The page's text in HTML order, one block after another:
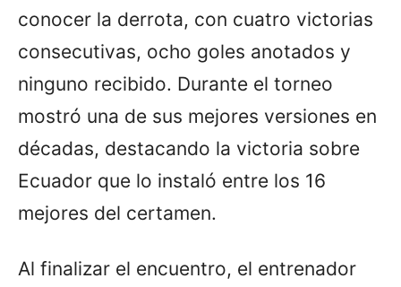
conocer la derrota, con cuatro victorias
consecutivas, ocho goles anotados y
ninguno recibido. Durante el torneo
mostró una de sus mejores versiones en
décadas, destacando la victoria sobre
Ecuador que lo instaló entre los 16
mejores del certamen.
Al finalizar el encuentro, el entrenador